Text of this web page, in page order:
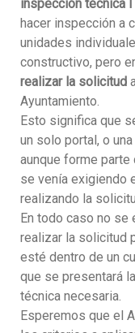
inspección técnica
hacer inspección a
unidades
constructivo, pero
realizar la solicitud
Ayuntamiento.
Esto significa que
un solo portal, o
aunque forme parte
se venía exigiendo
realizando la
En todo caso no
realizar la solicitud
esté dentro de un
que se presentará
técnica necesaria.
Esperemos que el